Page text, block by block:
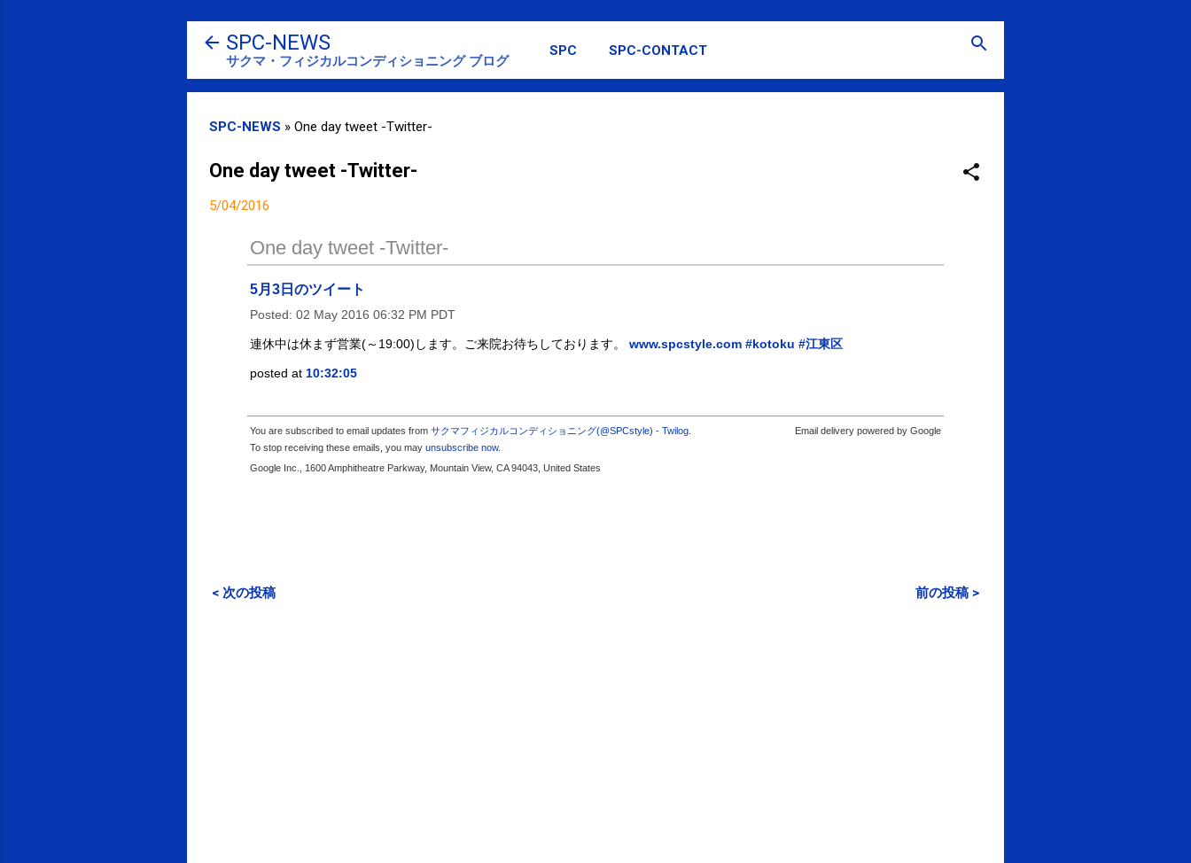
スキップしてメイン コンテンツに移動
SPC-NEWS
サクマ・フィジカルコンディショニング ブログ
SPC SPC-CONTACT
SPC-NEWS » One day tweet -Twitter-
One day tweet -Twitter-
5/04/2016
One day tweet -Twitter-
5月3日のツイート
Posted: 02 May 2016 06:32 PM PDT
連休中は休まず営業(～19:00)します。ご来院お待ちしております。 www.spcstyle.com #kotoku #江東区
posted at 10:32:05
You are subscribed to email updates from サクマフィジカルコンディショニング(@SPCstyle) - Twilog
To stop receiving these emails, you may unsubscribe now.
Email delivery powered by Google
Google Inc., 1600 Amphitheatre Parkway, Mountain View, CA 94043, United States
< 次の投稿 前の投稿 >